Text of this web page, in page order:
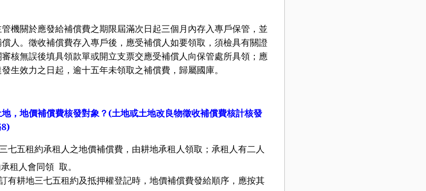
機關於應發給補償費之期限屆滿次日起三個月內存入專戶保管，並
人。徵收補償費存入專戶後，應受補償人如要領取，須檢具有關證
核無誤後填具領款單或開立支票交應受補償人向保管處所具領；應
生效力之日起，逾十五年未領取之補償費，歸屬國庫。
，地價補償費核發對象？ (土地或土地改良物徵收補償費核計核發
七五租約承租人之地價補償費，由耕地承租人領取；承租人有二人
人會同領 取。
有耕地三七五租約及抵押權登記時，地價補償費發給順序，應按其